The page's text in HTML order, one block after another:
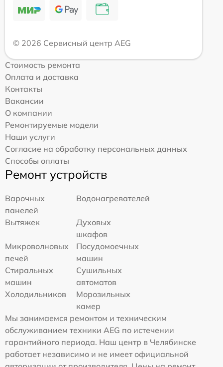
© 2026 Сервисный центр AEG
Стоимость ремонта
Оплата и доставка
Контакты
Вакансии
О компании
Ремонтируемые модели
Наши услуги
Согласие на обработку персональных данных
Способы оплаты
Ремонт устройств
Варочных
панелей
Водонагревателей
Вытяжек
Духовых
шкафов
Микроволновых
печей
Посудомоечных
машин
Стиральных
машин
Сушильных
автоматов
Холодильников
Морозильных
камер
Мы занимаемся ремонтом и техническим
обслуживанием техники AEG по истечении
гарантийного периода. Наш центр в Челябинске
работает независимо и не имеет официальной